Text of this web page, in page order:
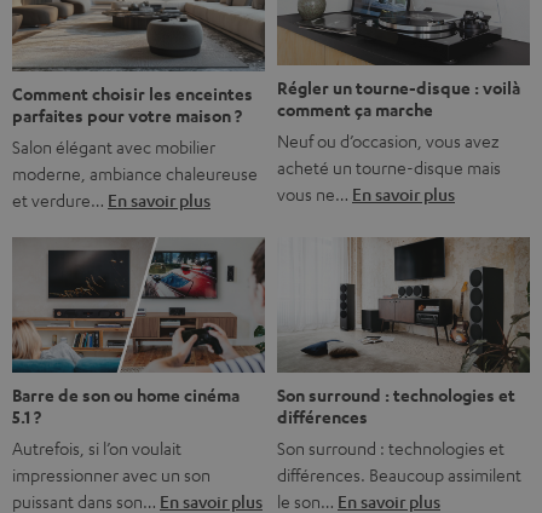
bonne nouvelle, c’est […]
Comment choisir les enceintes
parfaites pour votre maison ?
Salon élégant avec mobilier
moderne, ambiance chaleureuse
et verdure… En savoir plus
Régler un tourne-disque : voilà
comment ça marche
Neuf ou d’occasion, vous avez
acheté un tourne-disque mais
vous ne… En savoir plus
Barre de son ou home cinéma
5.1 ?
Autrefois, si l’on voulait
impressionner avec un son
puissant dans son… En savoir plus
Son surround : technologies et
différences
Son surround : technologies et
différences. Beaucoup assimilent
le son… En savoir plus